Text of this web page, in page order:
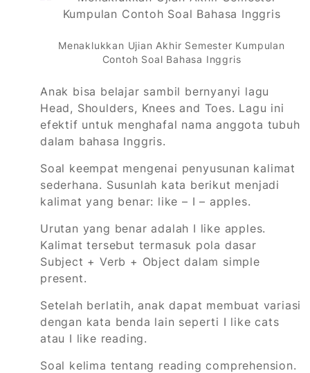
Menaklukkan Ujian Akhir Semester Kumpulan
Contoh Soal Bahasa Inggris
Anak bisa belajar sambil bernyanyi lagu
Head, Shoulders, Knees and Toes. Lagu ini
efektif untuk menghafal nama anggota tubuh
dalam bahasa Inggris.
Soal keempat mengenai penyusunan kalimat
sederhana. Susunlah kata berikut menjadi
kalimat yang benar: like – I – apples.
Urutan yang benar adalah I like apples.
Kalimat tersebut termasuk pola dasar
Subject + Verb + Object dalam simple
present.
Setelah berlatih, anak dapat membuat variasi
dengan kata benda lain seperti I like cats
atau I like reading.
Soal kelima tentang reading comprehension.